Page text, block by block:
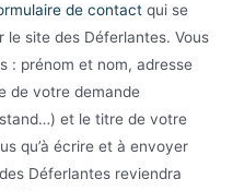
de contact qui se
le site des Déferlantes. Vous
: prénom et nom, adresse
de votre demande
et le titre de votre
qu’à écrire et à envoyer
Déferlantes reviendra